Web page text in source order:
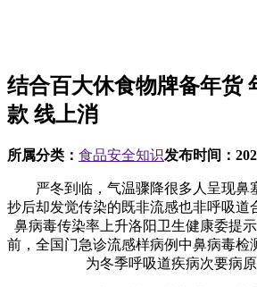
结合百大休食物牌备年货
款 线上消
所属分类： 食品安全知识发布时间：
严冬到临，气温骤降很多人呈现鼻
抄后却发觉传染的既非流感也非呼吸道
鼻病毒传染率上升洛阳卫生健康委提
前，全国门急诊流感样病例中鼻病毒检
为冬季呼吸道疾病次要病原